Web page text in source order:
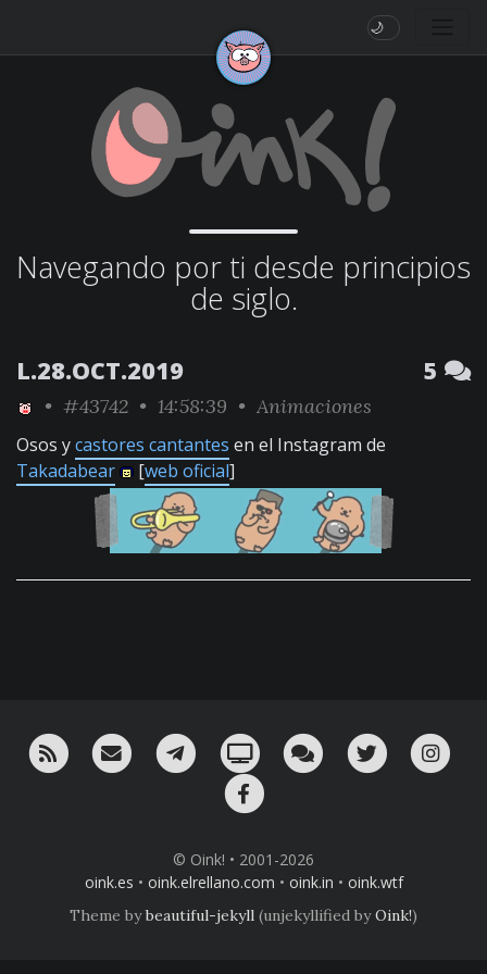
🌙
Navegando por ti desde principios
de siglo.
L.28.OCT.2019 5
• #43742 • 14:58:39 • Animaciones
Osos ycastores cantantes en el Instagram de
Takadabear
[web oficial]
RSS ¡Mándame un email!¡Nuestro canal en Telegram!
Oink! TV Charla con nosotros
Twitter
© Oink! • 2001-2026
oink.es • oink.elrellano.com • oink.in • oink.wtf
Theme bybeautiful-jekyll (unjekyllified byOink!)